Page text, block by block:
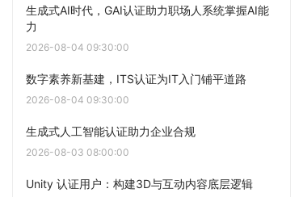
生成式AI时代，GAI认证助力职场人系统掌握AI能
力
2026-08-04 09:30:00
数字素养新基建，ITS认证为IT入门铺平道路
2026-08-04 09:30:00
生成式人工智能认证助力企业合规
2026-08-03 08:00:00
Unity 认证用户：构建3D与互动内容底层逻辑